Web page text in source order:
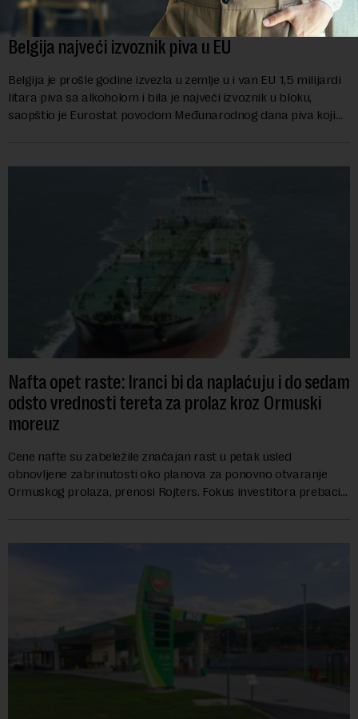
Belgija najveći izvoznik piva u EU
Belgija je prošle godine izvezla u zemlje u i van EU 1,5 milijardi
litara piva sa alkoholom i bila je najveći izvoznik u bloku,
saopštio je Eurostat povodom Međunarodnog dana piva koji
Nafta opet raste: Iranci bi da naplaćuju i do sedam
odsto vrednosti tereta za prolaz kroz Ormuski
moreuz
Cene nafte su zabeležile značajan rast u petak usled
obnovljene zabrinutosti oko planova za ponovno otvaranje
Ormuskog prolaza, prenosi Rojters. Fokus investitora prebacio